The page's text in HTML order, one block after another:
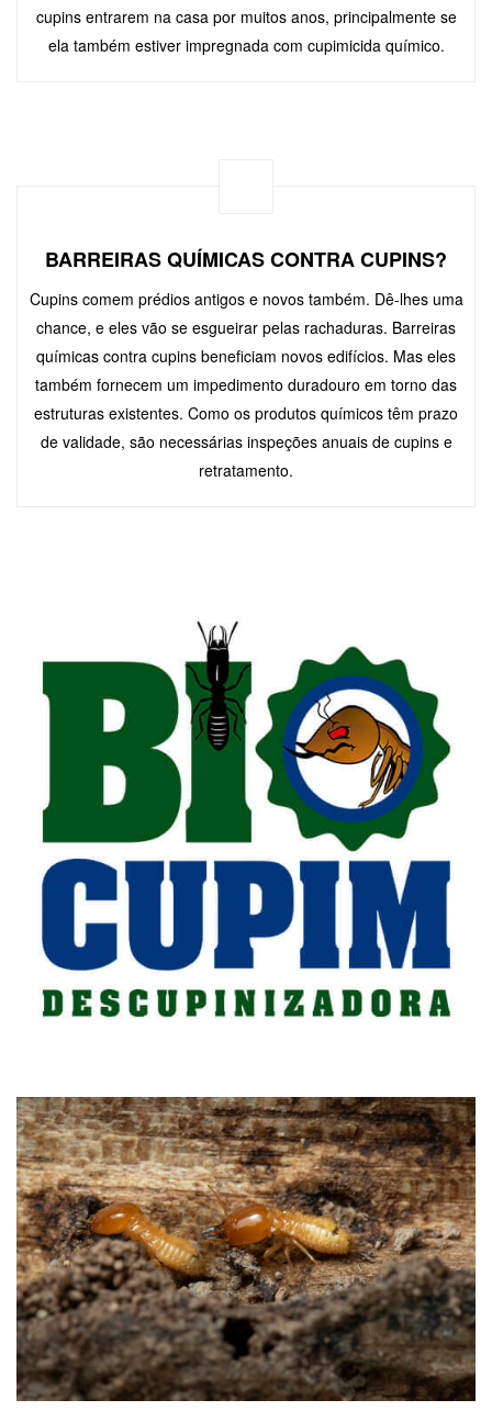
cupins entrarem na casa por muitos anos, principalmente se
ela também estiver impregnada com cupimicida químico.
BARREIRAS QUÍMICAS CONTRA CUPINS?
Cupins comem prédios antigos e novos também. Dê-lhes uma
chance, e eles vão se esgueirar pelas rachaduras. Barreiras
químicas contra cupins beneficiam novos edifícios. Mas eles
também fornecem um impedimento duradouro em torno das
estruturas existentes. Como os produtos químicos têm prazo
de validade, são necessárias inspeções anuais de cupins e
retratamento.